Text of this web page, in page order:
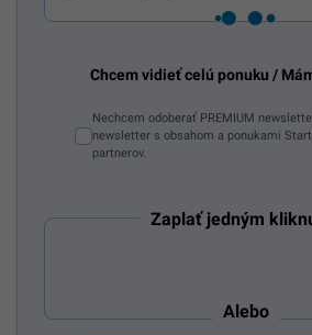
Chcem vidieť celú ponuku /
Nechcem odoberať PREMIUM
newsletter s obsahom a ponukami
partnerov.
Zaplať jedným
Alebo